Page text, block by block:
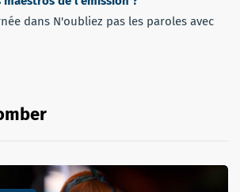
dans N'oubliez pas les paroles avec